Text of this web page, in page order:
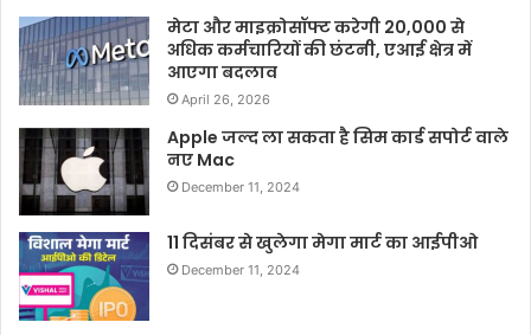
मेटा और माइक्रोसॉफ्ट करेगी 20,000 से
अधिक कर्मचारियों की छंटनी, एआई क्षेत्र में
आएगा बदलाव
April 26, 2026
Apple जल्द ला सकता है सिम कार्ड सपोर्ट वाले
नए Mac
December 11, 2024
11 दिसंबर से खुलेगा मेगा मार्ट का आईपीओ
December 11, 2024